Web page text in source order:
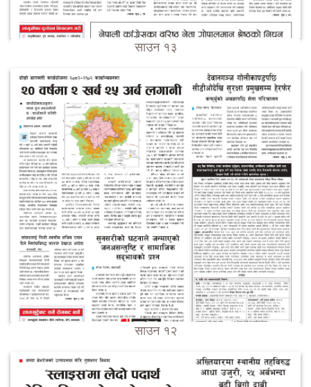
साउन १३
साउन १२